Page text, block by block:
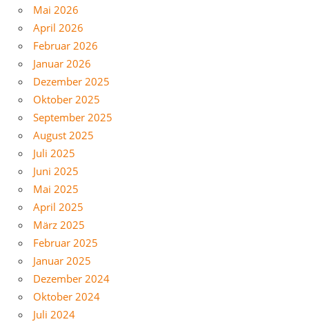
Mai 2026
April 2026
Februar 2026
Januar 2026
Dezember 2025
Oktober 2025
September 2025
August 2025
Juli 2025
Juni 2025
Mai 2025
April 2025
März 2025
Februar 2025
Januar 2025
Dezember 2024
Oktober 2024
Juli 2024